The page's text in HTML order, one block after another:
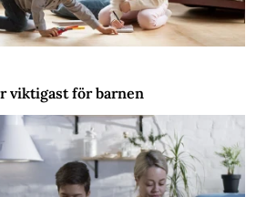
viktigast för barnen